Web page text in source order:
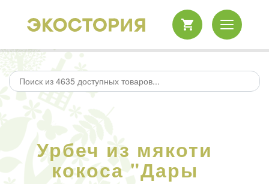
Урбеч из мякоти
кокоса "Дары